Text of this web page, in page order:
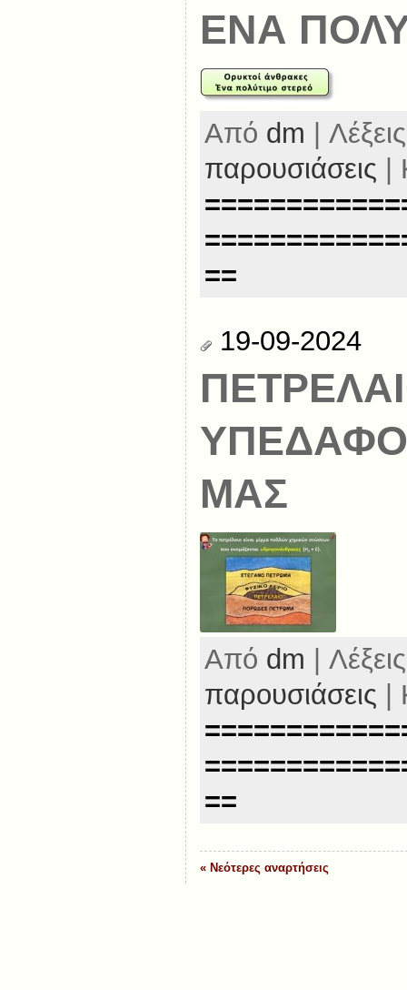
ΕΝΑ
Από dm |
παρουσιάσεις |
==
19-09-2024
ΜΑΣ
Από dm |
παρουσιάσεις |
==
« Νεότερες αναρτήσεις